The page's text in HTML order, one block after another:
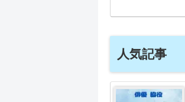
人気記事